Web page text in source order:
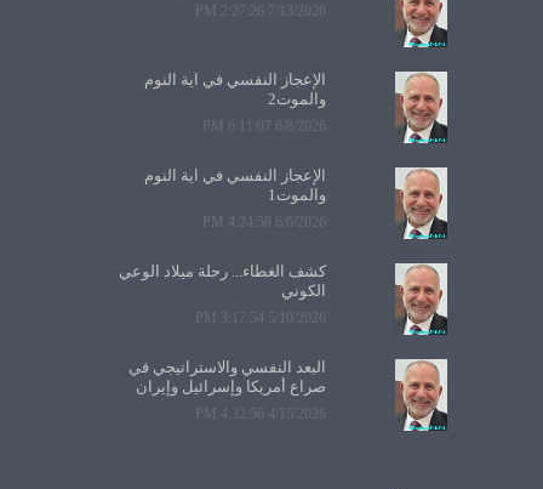
7/13/2026 2:27:26 PM
الإعجاز النفسي في آية النوم
والموت2
6/8/2026 6:11:07 PM
الإعجاز النفسي في آية النوم
والموت1
6/6/2026 4:24:58 PM
كشف الغطاء... رحلة ميلاد الوعي
الكوني
5/10/2026 3:17:54 PM
البعد النفسي والاستراتيجي في
صراع أمريكا وإسرائيل وإيران
4/15/2026 4:32:56 PM